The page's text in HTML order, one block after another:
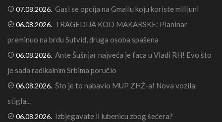
07.08.2026. Gasi se opcija na Gmailu koju koriste milijuni
06.08.2026. TRAGEDIJA KOD MAKARSKE: Planinar
preminuo na brdu Sutvid, druga osoba spašena
06.08.2026. Ante Šušnjar najveća je faca u Vladi RH! Evo što
je sada radikalnim Srbima poručio
06.08.2026. Što je to nabavio MUP ZHŽ-a! Nova vozila
stigla...
06.08.2026. Izbjegavate li lubenicu zbog šećera?